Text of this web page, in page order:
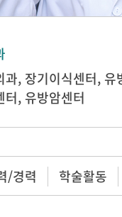
과, 장기이식센터, 유
터, 유방암센터
/경력 학술활동